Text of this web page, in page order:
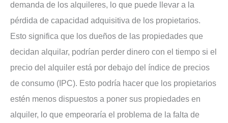
demanda de los alquileres, lo que puede llevar a la
pérdida de capacidad adquisitiva de los propietarios.
Esto significa que los dueños de las propiedades que
decidan alquilar, podrían perder dinero con el tiempo si el
precio del alquiler está por debajo del índice de precios
de consumo (IPC). Esto podría hacer que los propietarios
estén menos dispuestos a poner sus propiedades en
alquiler, lo que empeoraría el problema de la falta de